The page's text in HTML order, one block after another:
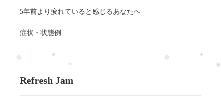
5年前より疲れていると感じるあなたへ
症状・状態例
Refresh Jam